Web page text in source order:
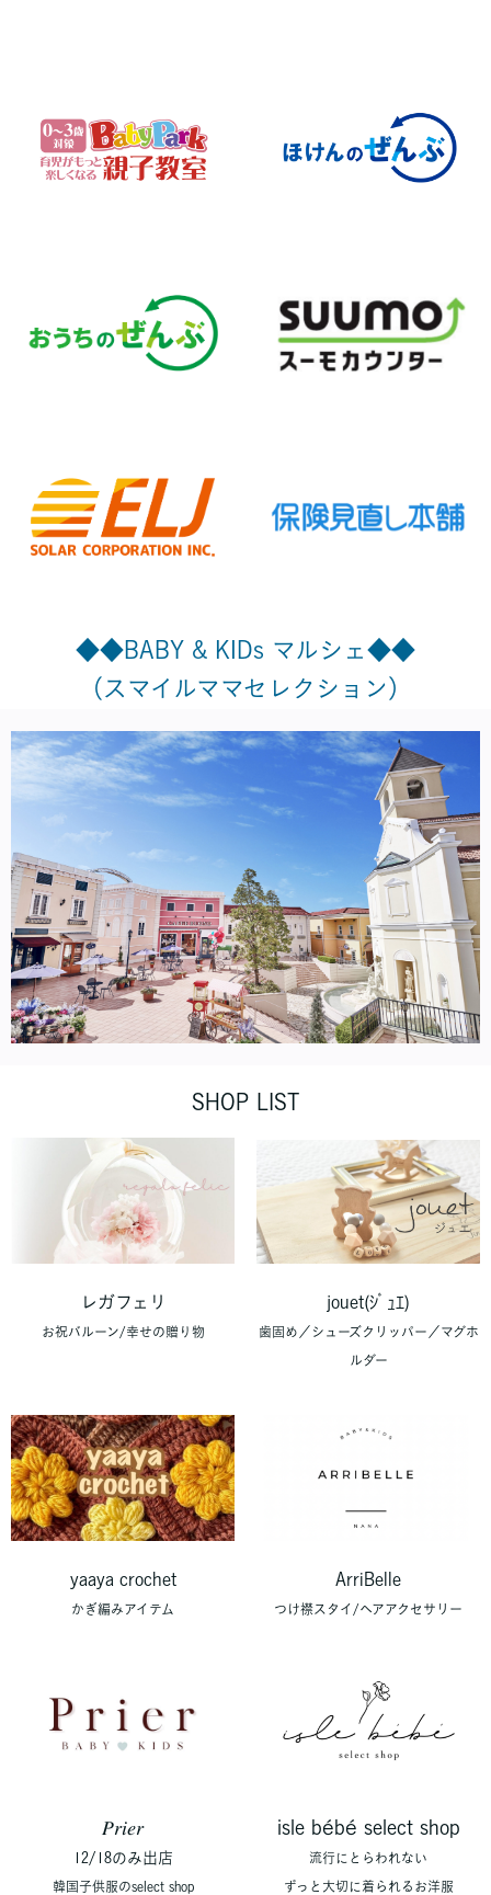
◆◆BABY & KIDs マルシェ◆◆
（スマイルママセレクション）
SHOP LIST
レガフェリ
お祝バルーン/幸せの贈り物
jouet(ｼﾞｭｴ)
歯固め／シューズクリッパー／マグホ
ルダー
yaaya crochet
かぎ編みアイテム
ArriBelle
つけ襟スタイ/ヘアアクセサリー
𝑃𝑟𝑖𝑒𝑟
12/18のみ出店
韓国子供服のselect shop
isle bébé select shop
流行にとらわれない
ずっと大切に着られるお洋服